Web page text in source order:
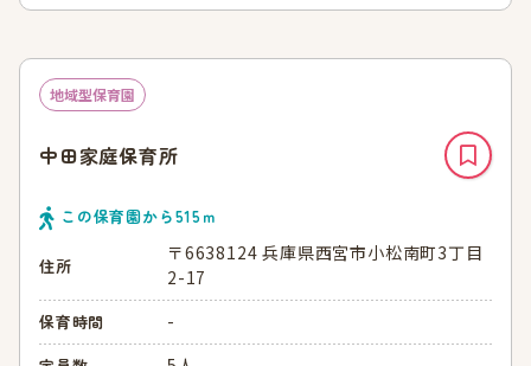
地域型保育園
中田家庭保育所
この保育園から515ｍ
住所
〒6638124 兵庫県西宮市小松南町3丁目
2-17
保育時間 -